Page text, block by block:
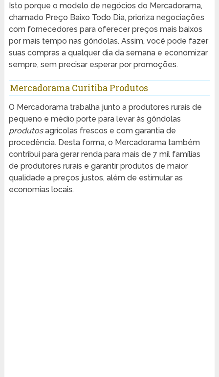
Isto porque o modelo de negócios do Mercadorama,
chamado Preço Baixo Todo Dia, prioriza negociações
com fornecedores para oferecer preços mais baixos
por mais tempo nas gôndolas. Assim, você pode fazer
suas compras a qualquer dia da semana e economizar
sempre, sem precisar esperar por promoções.
Mercadorama Curitiba Produtos
O Mercadorama trabalha junto a produtores rurais de
pequeno e médio porte para levar às gôndolas
produtosagrícolas frescos e com garantia de
procedência. Desta forma, o Mercadorama também
contribui para gerar renda para mais de 7 mil famílias
de produtores rurais e garantir produtos de maior
qualidade a preços justos, além de estimular as
economias locais.